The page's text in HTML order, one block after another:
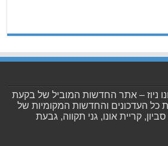
ניוז – אתר החדשות המוביל של בקעת
את כל העדכונים והחדשות המקומיות של
קריית אונו, גני תקווה, גבעת